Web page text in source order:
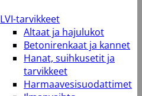
LVI-tarvikkeet
Altaat ja hajulukot
Betonirenkaat ja kannet
Hanat, suihkusetit ja
tarvikkeet
Harmaavesisuodattimet